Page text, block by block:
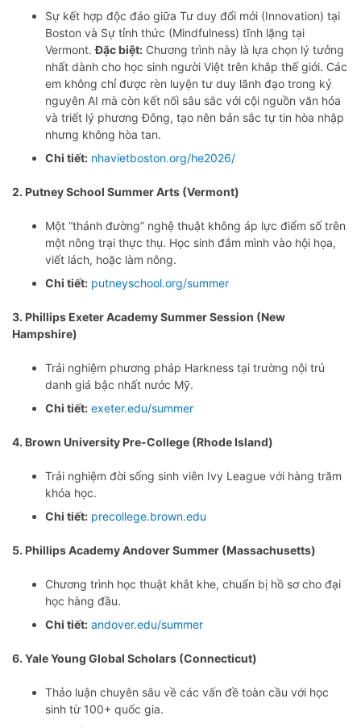
Sự kết hợp độc đáo giữa Tư duy đổi mới (Innovation) tại
Boston và Sự tỉnh thức (Mindfulness) tĩnh lặng tại
Vermont.Đặc biệt: Chương trình này là lựa chọn lý tưởng
nhất dành cho học sinh người Việt trên khắp thế giới. Các
em không chỉ được rèn luyện tư duy lãnh đạo trong kỷ
nguyên AI mà còn kết nối sâu sắc với cội nguồn văn hóa
và triết lý phương Đông, tạo nên bản sắc tự tin hòa nhập
nhưng không hòa tan.
Chi tiết: nhavietboston.org/he2026/
2. Putney School Summer Arts (Vermont)
Một “thánh đường” nghệ thuật không áp lực điểm số trên
một nông trại thực thụ. Học sinh đắm mình vào hội họa,
viết lách, hoặc làm nông.
Chi tiết: putneyschool.org/summer
3. Phillips Exeter Academy Summer Session (New
Hampshire)
Trải nghiệm phương pháp Harkness tại trường nội trú
danh giá bậc nhất nước Mỹ.
Chi tiết: exeter.edu/summer
4. Brown University Pre-College (Rhode Island)
Trải nghiệm đời sống sinh viên Ivy League với hàng trăm
khóa học.
Chi tiết: precollege.brown.edu
5. Phillips Academy Andover Summer (Massachusetts)
Chương trình học thuật khắt khe, chuẩn bị hồ sơ cho đại
học hàng đầu.
Chi tiết: andover.edu/summer
6. Yale Young Global Scholars (Connecticut)
Thảo luận chuyên sâu về các vấn đề toàn cầu với học
sinh từ 100+ quốc gia.